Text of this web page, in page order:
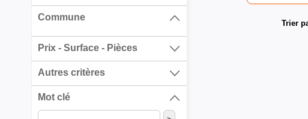
Commune
Prix - Surface - Pièces
Autres critères
Mot clé
Trier